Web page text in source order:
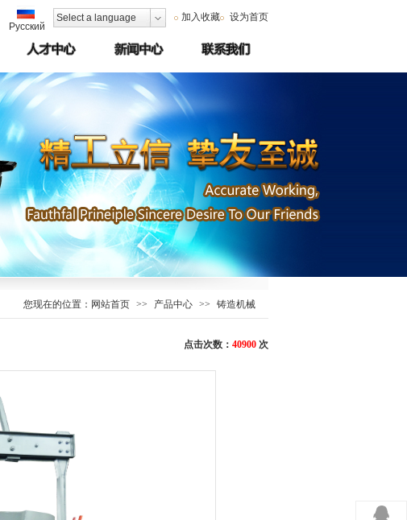
Русский
Select a language 加入收藏 设为首页
您现在的位置： 网站首页 >> 产品中心 >> 铸造机械
点击次数： 40900 次